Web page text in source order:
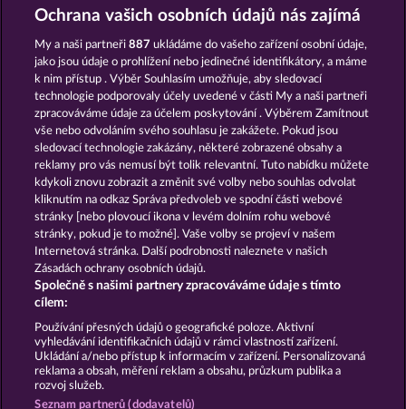
FRUITS & WILDS 2 EXPLODIAC MAXI PLAY
BACK TO THE FRUITS 5 EMBER WILDS
Podmínky Prohlášení o ochraně údajů
Kontakt Společnost Časté dotazy
Facebook
Podat Žádost o Odstoupení
Ochrana vašich osobních údajů nás zajímá
My a naši partneři887 ukládáme do vašeho zařízení osobní údaje,
jako jsou údaje o prohlížení nebo jedinečné identifikátory, a máme
k nim přístup . Výběr Souhlasím umožňuje, aby sledovací
technologie podporovaly účely uvedené v části My a naši partneři
zpracováváme údaje za účelem poskytování . Výběrem Zamítnout
vše nebo odvoláním svého souhlasu je zakážete. Pokud jsou
sledovací technologie zakázány, některé zobrazené obsahy a
reklamy pro vás nemusí být tolik relevantní. Tuto nabídku můžete
kdykoli znovu zobrazit a změnit své volby nebo souhlas odvolat
kliknutím na odkaz Správa předvoleb ve spodní části webové
stránky [nebo plovoucí ikona v levém dolním rohu webové
stránky, pokud je to možné]. Vaše volby se projeví v našem
Internetová stránka. Další podrobnosti naleznete v našich
Zásadách ochrany osobních údajů.
Společně s našimi partnery zpracováváme údaje s tímto
cílem:
Používání přesných údajů o geografické poloze. Aktivní
vyhledávání identifikačních údajů v rámci vlastností zařízení.
Ukládání a/nebo přístup k informacím v zařízení. Personalizovaná
reklama a obsah, měření reklam a obsahu, průzkum publika a
rozvoj služeb.
Seznam partnerů (dodavatelů)